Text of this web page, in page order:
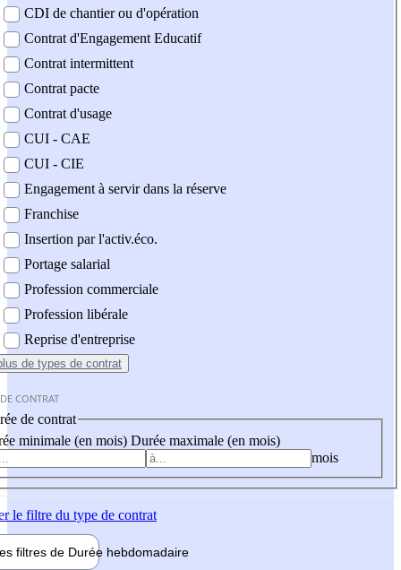
CDI de chantier ou d'opération
Contrat d'Engagement Educatif
Contrat intermittent
Contrat pacte
Contrat d'usage
CUI - CAE
CUI - CIE
Engagement à servir dans la réserve
Franchise
Insertion par l'activ.éco.
Portage salarial
Profession commerciale
Profession libérale
Reprise d'entreprise
de types de contrat
CONTRAT
de contrat
minimale (en mois) Durée maximale (en mois)
mois
le filtre du type de contrat
filtres de Durée hebdomadaire